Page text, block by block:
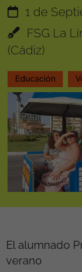
1 de
FSG La
(Cádiz)
Educación
El alumnado
verano